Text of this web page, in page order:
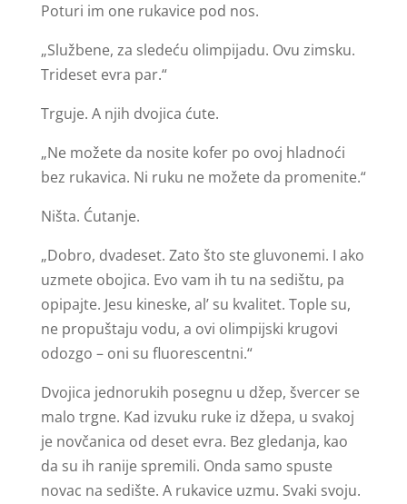
Poturi im one rukavice pod nos.
„Službene, za sledeću olimpijadu. Ovu zimsku.
Trideset evra par.“
Trguje. A njih dvojica ćute.
„Ne možete da nosite kofer po ovoj hladnoći
bez rukavica. Ni ruku ne možete da promenite.“
Ništa. Ćutanje.
„Dobro, dvadeset. Zato što ste gluvonemi. I ako
uzmete obojica. Evo vam ih tu na sedištu, pa
opipajte. Jesu kineske, al’ su kvalitet. Tople su,
ne propuštaju vodu, a ovi olimpijski krugovi
odozgo – oni su fluorescentni.“
Dvojica jednorukih posegnu u džep, švercer se
malo trgne. Kad izvuku ruke iz džepa, u svakoj
je novčanica od deset evra. Bez gledanja, kao
da su ih ranije spremili. Onda samo spuste
novac na sedište. A rukavice uzmu. Svaki svoju.